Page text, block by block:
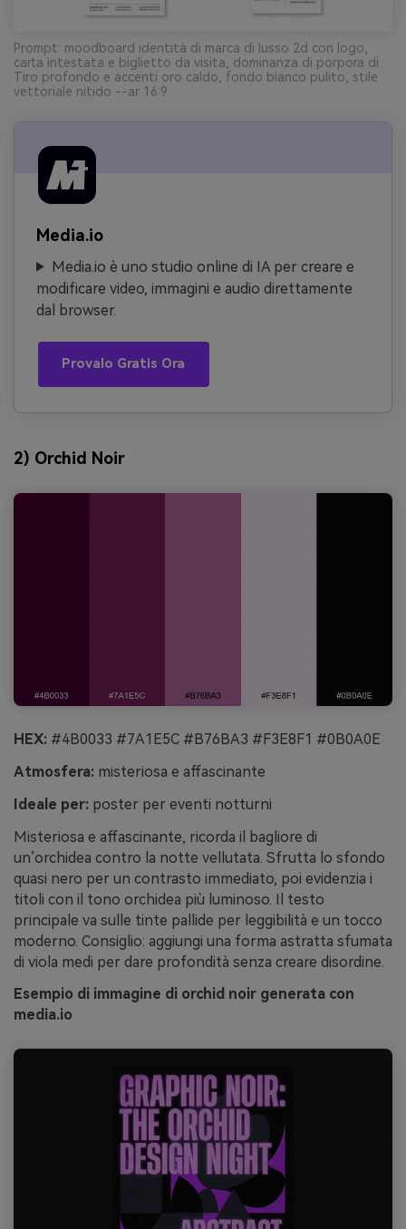
Prompt: moodboard identità di marca di lusso 2d con logo,
carta intestata e biglietto da visita, dominanza di porpora di
Tiro profondo e accenti oro caldo, fondo bianco pulito, stile
vettoriale nitido --ar 16:9
Media.io
Media.io è uno studio online di IA per creare e
modificare video, immagini e audio direttamente
dal browser.
Provalo Gratis Ora
2) Orchid Noir
HEX: #4B0033 #7A1E5C #B76BA3 #F3E8F1 #0B0A0E
Atmosfera: misteriosa e affascinante
Ideale per: poster per eventi notturni
Misteriosa e affascinante, ricorda il bagliore di
un’orchidea contro la notte vellutata. Sfrutta lo sfondo
quasi nero per un contrasto immediato, poi evidenzia i
titoli con il tono orchidea più luminoso. Il testo
principale va sulle tinte pallide per leggibilità e un tocco
moderno. Consiglio: aggiungi una forma astratta sfumata
di viola medi per dare profondità senza creare disordine.
Esempio di immagine di orchid noir generata con
media.io